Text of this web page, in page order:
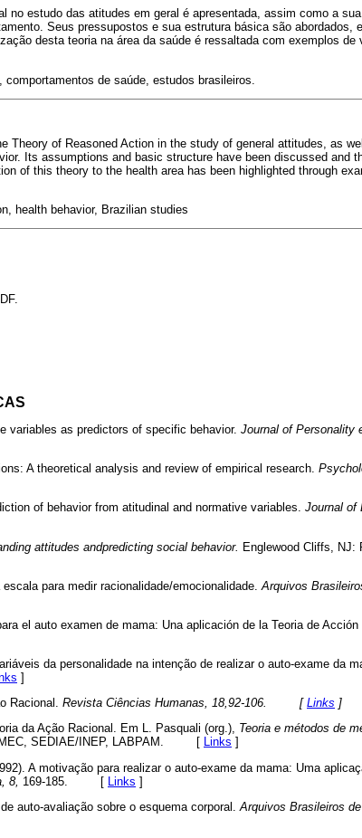
no estudo das atitudes em geral é apresentada, assim como a
Seus pressupostos e sua estrutura básica são abordados,
desta teoria na área da saúde é ressaltada com exemplos de
comportamentos de saúde, estudos brasileiros.
Theory of Reasoned Action in the study of general attitudes, as
Its assumptions and basic structure have been discussed and
of this theory to the health area has been highlighted through
health behavior, Brazilian studies
variables as predictors of specific behavior. Journal of Personality
A theoretical analysis and review of empirical research.
of behavior from atitudinal and normative variables. Journal of
attitudes andpredicting social behavior. Englewood Cliffs, NJ:
para medir racionalidade/emocionalidade. Arquivos
el auto examen de mama: Una aplicación de la Teoria de Acción
da personalidade na intenção de realizar o auto-exame da
]
Racional. Revista Ciências Humanas, 18,92-106. [ Links ]
da Ação Racional. Em L. Pasquali (org.), Teoria e métodos de
MEC, SEDIAE/INEP, LABPAM. [ Links ]
A motivação para realizar o auto-exame da mama: Uma
8, 169-185. [ Links ]
auto-avaliação sobre o esquema corporal.
Arquivos Brasileiros